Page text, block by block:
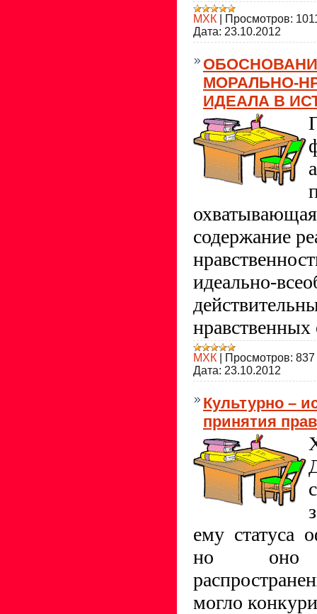
МХК Просмотров:
Дата: 23.10.2012
МОРАЛЬНО-
ИДЕАЛА В
охватывающая
содержание
идеально-
МХК Просмотров: 837
Дата: 23.10.2012
Культурно –
принятия
ему статуса
но оно
могло